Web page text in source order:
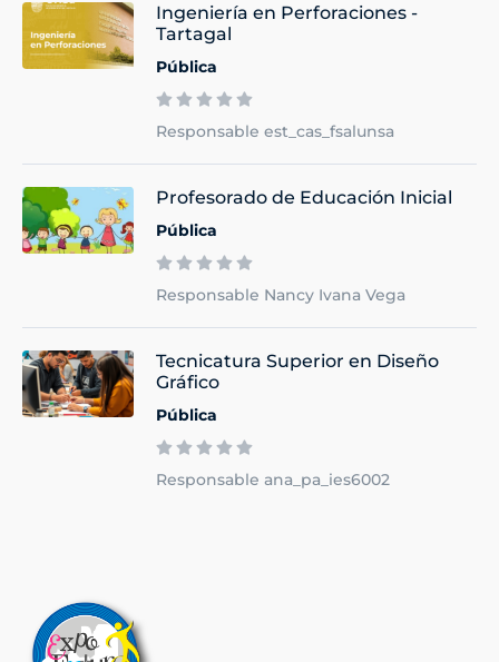
Ingeniería en Perforaciones -
Tartagal
Pública
Responsable est_cas_fsalunsa
Profesorado de Educación Inicial
Pública
Responsable Nancy Ivana Vega
Tecnicatura Superior en Diseño
Gráfico
Pública
Responsable ana_pa_ies6002